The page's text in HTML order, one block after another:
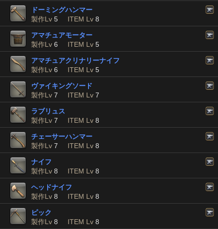
ドーミングハンマー
製作Lv 5 ITEM Lv 8
アマチュアモーター
製作Lv 6 ITEM Lv 5
アマチュアクリナリーナイフ
製作Lv 6 ITEM Lv 5
ヴァイキングソード
製作Lv 7 ITEM Lv 7
ラブリュス
製作Lv 7 ITEM Lv 8
チェーサーハンマー
製作Lv 7 ITEM Lv 8
ナイフ
製作Lv 8 ITEM Lv 8
ヘッドナイフ
製作Lv 8 ITEM Lv 8
ピック
製作Lv 8 ITEM Lv 8